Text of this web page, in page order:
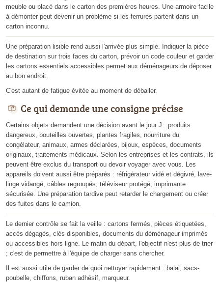
meuble ou placé dans le carton des premières heures. Une armoire facile
à démonter peut devenir un problème si les ferrures partent dans un
carton inconnu.
Une préparation lisible rend aussi l'arrivée plus simple. Indiquer la pièce
de destination sur trois faces du carton, prévoir un code couleur et garder
les cartons essentiels accessibles permet aux déménageurs de déposer
au bon endroit.
C'est autant de fatigue évitée au moment de déballer.
Ce qui demande une consigne précise
Certains objets demandent une décision avant le jour J : produits
dangereux, bouteilles ouvertes, plantes fragiles, nourriture du
congélateur, animaux, armes déclarées, bijoux, espèces, documents
originaux, traitements médicaux. Selon les entreprises et les contrats, ils
peuvent être exclus du transport ou devoir voyager avec vous. Les
appareils doivent aussi être préparés : réfrigérateur vidé et dégivré, lave-
linge vidangé, câbles regroupés, téléviseur protégé, imprimante
sécurisée. Une préparation tardive peut retarder le chargement ou créer
des fuites dans le camion.
Le dernier contrôle se fait la veille : cartons fermés, pièces étiquetées,
accès dégagés, clés disponibles, documents du déménageur imprimés
ou accessibles hors ligne. Le matin du départ, l'objectif n'est plus de trier
; c'est de permettre à l'équipe de charger sans chercher.
Il est aussi utile de garder de quoi nettoyer rapidement : balai, sacs-
poubelle, chiffons, ruban adhésif, marqueur.